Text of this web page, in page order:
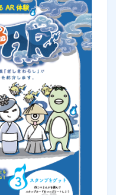
り替えについて
理由
れ
ス
介
の申込
の申込
介
申込み
ク」
み
トップ
き
コラム
企業情報